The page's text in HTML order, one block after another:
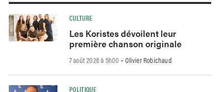
CULTURE
Les Koristes dévoilent leur
première chanson originale
7 août 2026 à 5h00 -Olivier Robichaud
POLITIQUE